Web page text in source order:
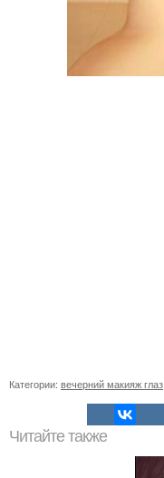
Категории: вечерний макияж глаз
Читайте также